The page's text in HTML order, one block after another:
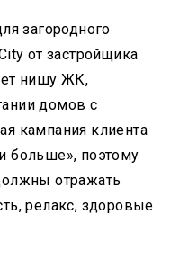
загородного
от застройщика
нишу ЖК,
домов с
кампания клиента
больше», поэтому
отражать
релакс, здоровые